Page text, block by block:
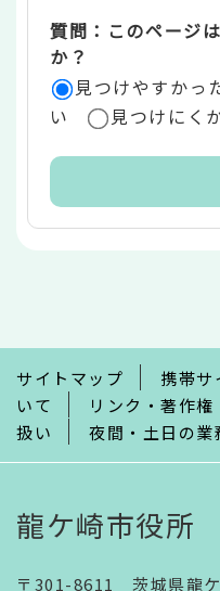
質問：このページ
か？
見つけやすかっ
い
見つけにく
で
サイトマップ 携帯サ
いて
リンク・著作
扱い
夜間・土日の業
龍ケ崎市役所
〒301-8611 茨城県龍